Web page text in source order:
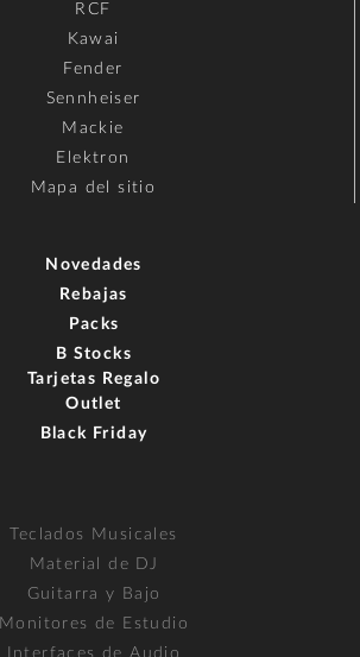
RCF
Kawai
Fender
Sennheiser
Mackie
Elektron
Mapa del sitio
Novedades
Rebajas
Packs
B Stocks
Tarjetas Regalo
Outlet
Black Friday
Teclados Musicales
Material de DJ
Guitarra y Bajo
Monitores de Estudio